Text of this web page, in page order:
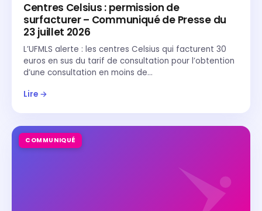
Centres Celsius : permission de
surfacturer – Communiqué de Presse du
23 juillet 2026
L’UFMLS alerte : les centres Celsius qui facturent 30
euros en sus du tarif de consultation pour l’obtention
d’une consultation en moins de…
Lire →
COMMUNIQUÉ